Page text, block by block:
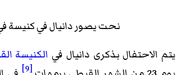
نحت يصور دانيال في كنيسة
يتم الاحتفال بذكرى دانيال في الكنيسة
[9]